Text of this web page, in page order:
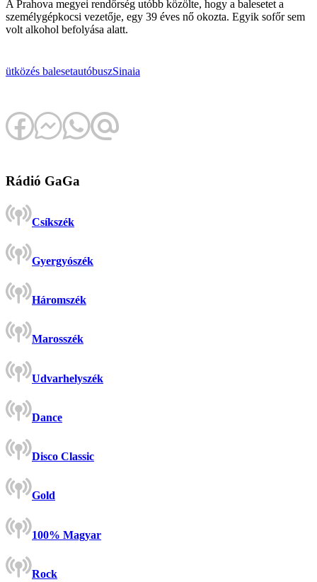
A Prahova megyei rendőrség utóbb közölte, hogy a balesetet a
személygépkocsi vezetője, egy 39 éves nő okozta. Egyik sofőr sem
volt alkohol befolyása alatt.
ütközés balesetautóbuszSinaia
Rádió GaGa
Csíkszék
Gyergyószék
Háromszék
Marosszék
Udvarhelyszék
Dance
Disco Classic
Gold
100% Magyar
Rock